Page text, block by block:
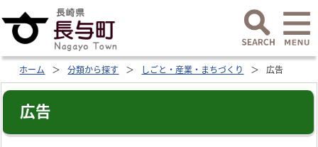
ホーム 分類から探す しごと・産業・まちづくり 広告
広告